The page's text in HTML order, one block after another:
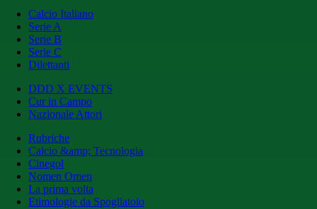
Calcio Italiano
Serie A
Serie B
Serie C
Dilettanti
DDD X EVENTS
Cur in Campo
Nazionale Attori
Rubriche
Calcio &amp; Tecnologia
Cinegol
Nomen Omen
La prima volta
Etimologie da Spogliatoio